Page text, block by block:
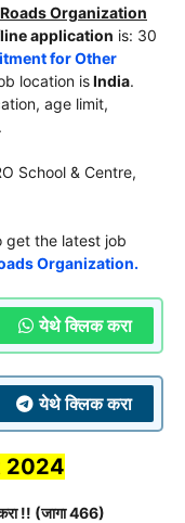
Organization
application is: 30
for Other
location isIndia.
age limit,
School & Centre,
get the latest job
Organization.
येथे क्लिक करा
येथे क्लिक करा
2024
!! (जागा 466)